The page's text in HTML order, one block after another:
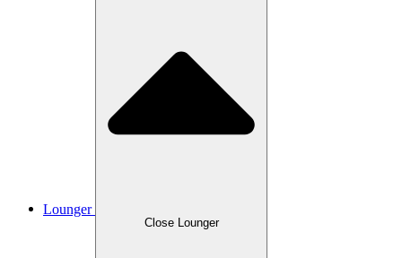
Lounger
Close Lounger